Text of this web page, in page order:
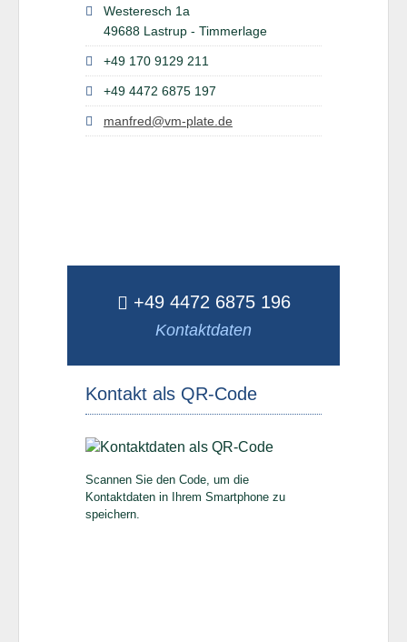
Westeresch 1a
49688 Lastrup - Timmerlage
+49 170 9129 211
+49 4472 6875 197
manfred@vm-plate.de
+49 4472 6875 196
Kontaktdaten
Kontakt als QR-Code
Scannen Sie den Code, um die
Kontaktdaten in Ihrem Smartphone zu
speichern.